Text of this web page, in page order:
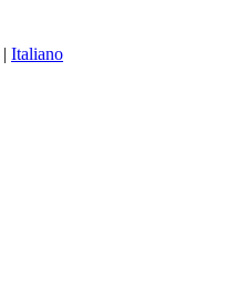
| Italiano